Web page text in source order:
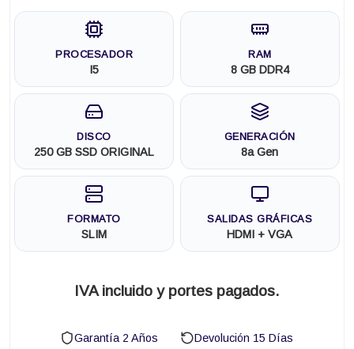
PROCESADOR
I5
RAM
8 GB DDR4
DISCO
250 GB SSD ORIGINAL
GENERACIÓN
8a Gen
FORMATO
SLIM
SALIDAS GRÁFICAS
HDMI + VGA
IVA incluido y portes pagados.
Garantía 2 Años Devolución 15 Días